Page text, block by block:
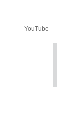
YouTube